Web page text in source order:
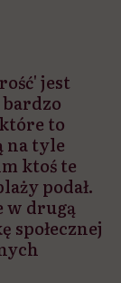
jest
to
na tyle
ktoś te
podał.
w drugą
społecznej